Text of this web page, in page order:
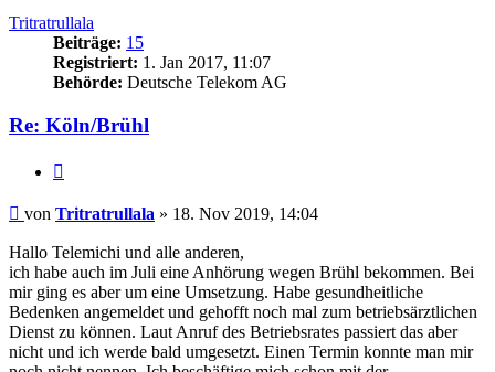
Tritratrullala
Beiträge: 15
Registriert: 1. Jan 2017, 11:07
Behörde: Deutsche Telekom AG
Re: Köln/Brühl
Beitrag
von Tritratrullala » 18. Nov 2019, 14:04
Hallo Telemichi und alle anderen,
ich habe auch im Juli eine Anhörung wegen Brühl bekommen. Bei
mir ging es aber um eine Umsetzung. Habe gesundheitliche
Bedenken angemeldet und gehofft noch mal zum betriebsärztlichen
Dienst zu können. Laut Anruf des Betriebsrates passiert das aber
nicht und ich werde bald umgesetzt. Einen Termin konnte man mir